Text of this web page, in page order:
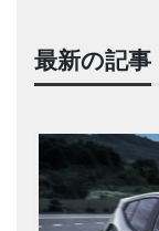
最新の記事